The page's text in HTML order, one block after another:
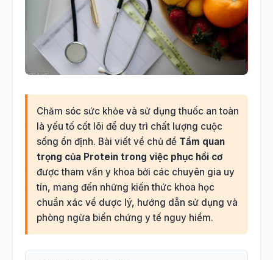
Chăm sóc sức khỏe và sử dụng thuốc an toàn
là yếu tố cốt lõi để duy trì chất lượng cuộc
sống ổn định. Bài viết về chủ đề Tầm quan
trọng của Protein trong việc phục hồi cơ
được tham vấn y khoa bởi các chuyên gia uy
tín, mang đến những kiến thức khoa học
chuẩn xác về dược lý, hướng dẫn sử dụng và
phòng ngừa biến chứng y tế nguy hiểm.